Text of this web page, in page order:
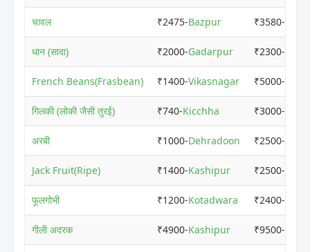
चावल ₹2475-Bazpur ₹3580-
धान (सादा) ₹2000-Gadarpur ₹2300-
French Beans(Frasbean) ₹1400-Vikasnagar ₹5000-
गिलकी (लोकी जैसी तुरई) ₹740-Kicchha ₹3000-
अरबी ₹1000-Dehradoon ₹2500-
Jack Fruit(Ripe) ₹1400-Kashipur ₹2500-
फूलगोभी ₹1200-Kotadwara ₹2400-
गीली अदरक ₹4900-Kashipur ₹9500-